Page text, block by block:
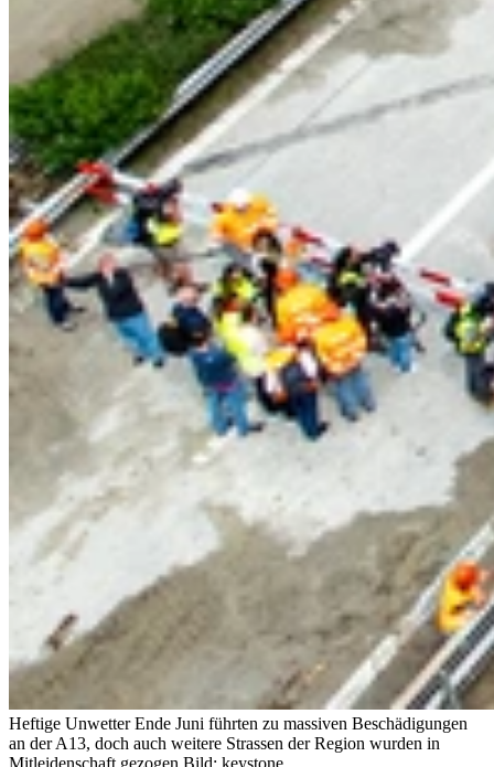
Heftige Unwetter Ende Juni führten zu massiven Beschädigungen
an der A13, doch auch weitere Strassen der Region wurden in
Mitleidenschaft gezogen. Bild: keystone